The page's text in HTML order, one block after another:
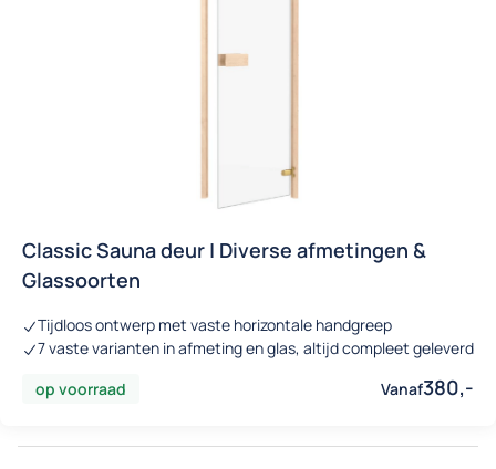
Classic Sauna deur | Diverse afmetingen &
Glassoorten
Tijdloos ontwerp met vaste horizontale handgreep
7 vaste varianten in afmeting en glas, altijd compleet geleverd
op voorraad
Vanaf380,-